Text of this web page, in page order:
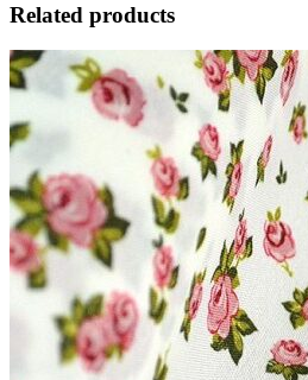
Related products